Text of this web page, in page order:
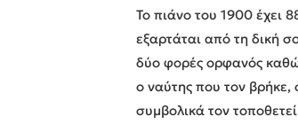
Το πιάνο του 1900 έχει
εξαρτάται από τη δική
δύο φορές ορφανός
ο ναύτης που τον βρήκε,
συμβολικά τον